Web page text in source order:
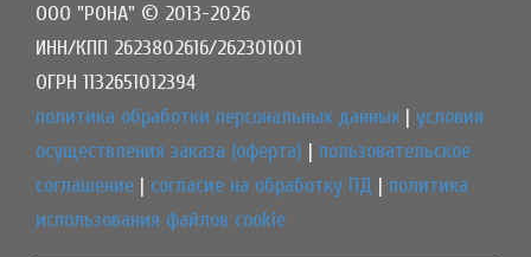
ООО "РОНА" © 2013-2026
ИНН/КПП 2623802616/262301001
ОГРН 1132651012394
политика обработки персональных данных | условия
осуществления заказа (оферта) | пользовательское
соглашение | согласие на обработку ПД | политика
использования файлов cookie